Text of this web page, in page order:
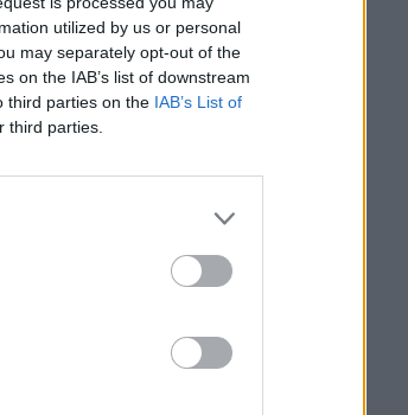
utilized by us or personal
may separately opt-out of the
on the IAB’s list of downstream
third parties on the IAB’s List of
third parties.
új